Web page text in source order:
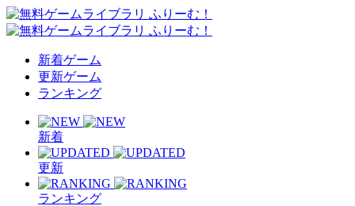
新着ゲーム
更新ゲーム
ランキング
新着
更新
ランキング